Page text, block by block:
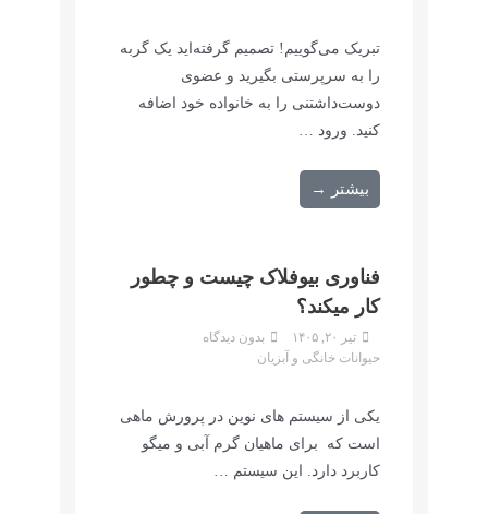
تبریک می‌گوییم! تصمیم گرفته‌اید یک گربه
را به سرپرستی بگیرید و عضوی
دوست‌داشتنی را به خانواده خود اضافه
کنید. ورود …
بیشتر →
فناوری بیوفلاک چیست و چطور
کار میکند؟
تیر ۲۰, ۱۴۰۵
بدون دیدگاه
حیوانات خانگی و آبزیان
یکی از سیستم های نوین در پرورش ماهی
است که برای ماهیان گرم آبی و میگو
کاربرد دارد. این سیستم …